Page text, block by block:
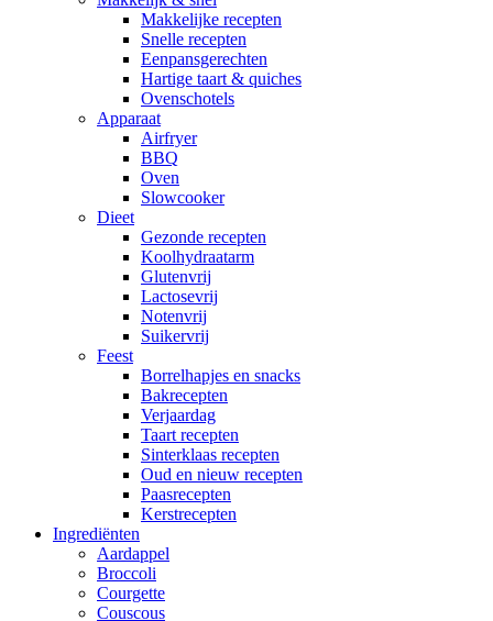
Makkelijke recepten
Snelle recepten
Eenpansgerechten
Hartige taart & quiches
Ovenschotels
Apparaat
Airfryer
BBQ
Oven
Slowcooker
Dieet
Gezonde recepten
Koolhydraatarm
Glutenvrij
Lactosevrij
Notenvrij
Suikervrij
Feest
Borrelhapjes en snacks
Bakrecepten
Verjaardag
Taart recepten
Sinterklaas recepten
Oud en nieuw recepten
Paasrecepten
Kerstrecepten
Ingrediënten
Aardappel
Broccoli
Courgette
Couscous